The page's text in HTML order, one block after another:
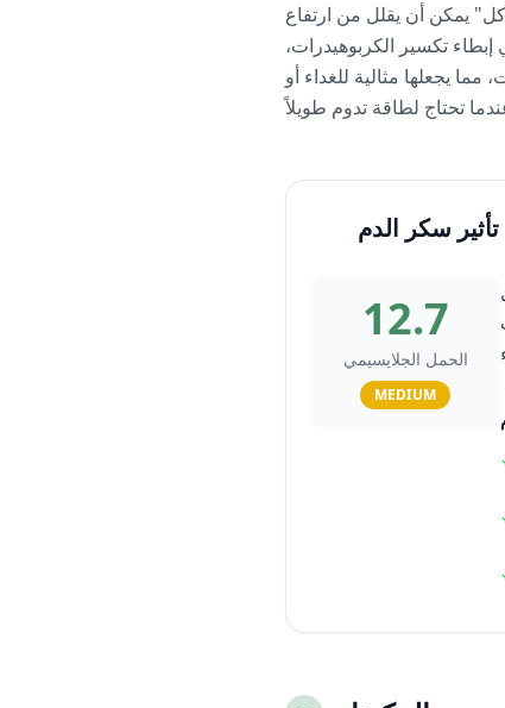
يمكن أن يقلل من ارتفاع
تساعد في إبطاء تكسير الكربوهيدرات،
مضادة للالتهابات. هذه الوجبة المتكاملة تمنحك طاقة مستدامة لمدة 4-6 ساعات، مما يجعلها مثالية للغداء أو
تأثير سكر الدم
12.7
الحمل الجلايسيمي
MEDIUM